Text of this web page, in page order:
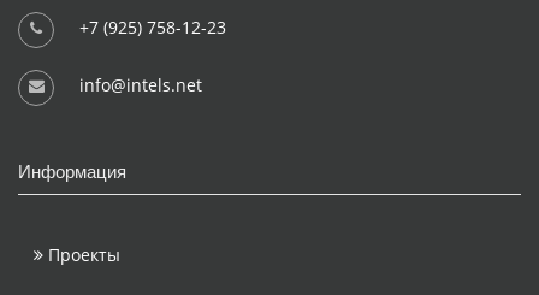
+7 (925) 758-12-23
info@intels.net
Информация
Проекты